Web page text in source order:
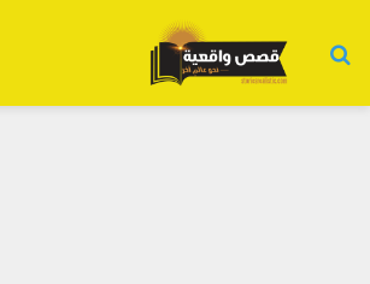
بحث عن